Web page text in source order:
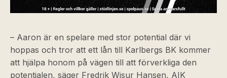
– Aaron är en spelare med stor potential där vi
hoppas och tror att ett lån till Karlbergs BK kommer
att hjälpa honom på vägen till att förverkliga den
potentialen, säger Fredrik Wisur Hansen, AIK